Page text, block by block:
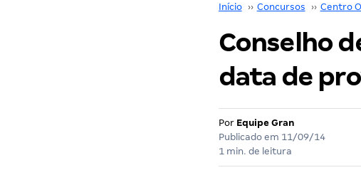
Início ›› Concursos ›› Centro
Conselho
data de
Por Equipe Gran
Publicado em 11/09/14
1 min. de leitura